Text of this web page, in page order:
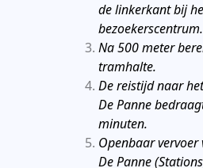
de linkerkant bij
bezoekerscentrum.
Na 500 meter
tramhalte.
De reistijd naar
De Panne
minuten.
Openbaar
De Panne